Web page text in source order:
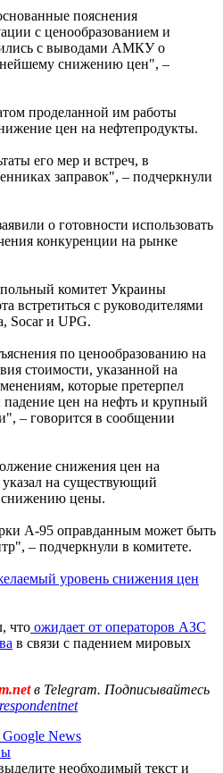
пояснения
с ценообразованием и
с выводами АМКУ о
снижению цен", –
проделанной им работы
цен на нефтепродукты.
его мер и встреч, в
заправок", – подчеркнули
о готовности использовать
конкуренции на рынке
комитет Украины
с руководителями
Socar и UPG.
по ценообразованию на
стоимости, указанной на
которые претерпел
цен на нефть и крупный
– говорится в сообщении
снижения цен на
на существующий
снижению цены.
А-95 оправданным может быть
– подчеркнули в комитете.
уровень снижения цен
что ожидает от операторов АЗС
в связи с падением мировых
в Telegram. Подписывайтесь
News
необходимый текст и